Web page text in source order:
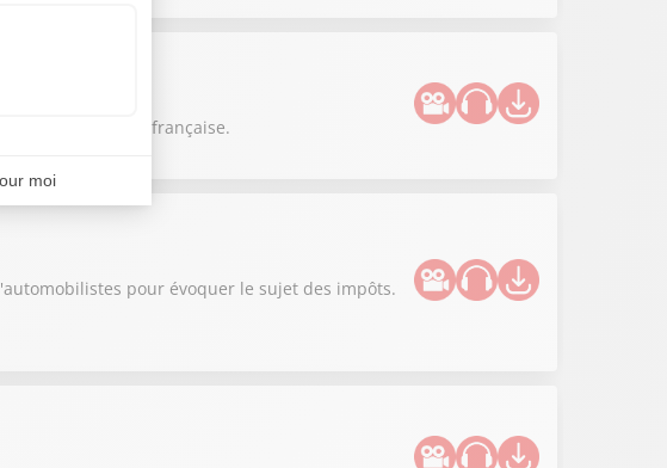
vrai de la droite française.
pour évoquer le sujet des impôts.